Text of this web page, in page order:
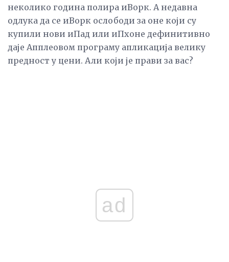
неколико година полира иВорк. А недавна
одлука да се иВорк ослободи за оне који су
купили нови иПад или иПхоне дефинитивно
даје Апплеовом програму апликација велику
предност у цени. Али који је прави за вас?
ad